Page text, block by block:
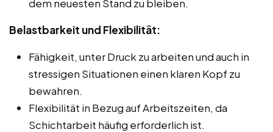
dem neuesten Stand zu bleiben.
Belastbarkeit und Flexibilität:
Fähigkeit, unter Druck zu arbeiten und auch in
stressigen Situationen einen klaren Kopf zu
bewahren.
Flexibilität in Bezug auf Arbeitszeiten, da
Schichtarbeit häufig erforderlich ist.